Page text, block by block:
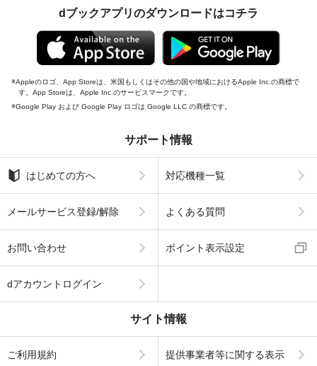
dブックアプリのダウンロードはコチラ
Appleのロゴ、App Storeは、米国もしくはその他の国や地域におけるApple Inc.の商標で
す。App Storeは、Apple Inc.のサービスマークです。
Google Play および Google Play ロゴは Google LLC の商標です。
サポート情報
はじめての方へ 対応機種一覧
メールサービス登録/解除 よくある質問
お問い合わせ ポイント表示設定
dアカウントログイン
サイト情報
ご利用規約 提供事業者等に関する表示